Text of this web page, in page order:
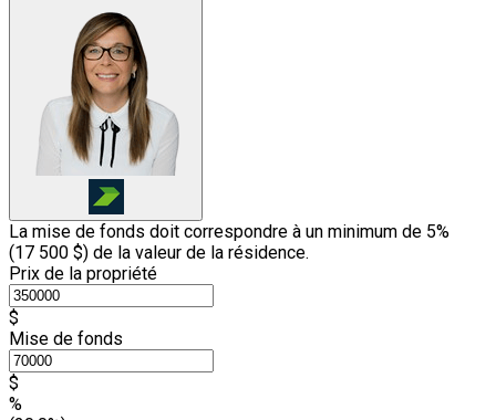
La mise de fonds doit correspondre à un minimum de 5%
(17 500 $) de la valeur de la résidence.
Prix de la propriété
$
Mise de fonds
$
%